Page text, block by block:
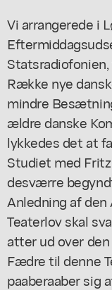
Vi arrangerede i
Række nye
mindre
ældre danske
lykkedes det at
Studiet med
desværre
Anledning af
Teaterlov skal
atter ud over
Fædre til denne
paaberaaber sig